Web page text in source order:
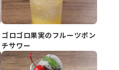
ゴロゴロ果実のフルーツポン
チサワー